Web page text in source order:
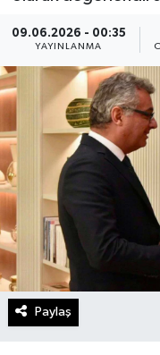
09.06.2026 - 00:35
YAYINLANMA
Paylaş